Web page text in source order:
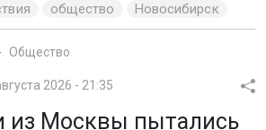
общество Новосибирск
Общество
2026 - 21:35
из Москвы пытались